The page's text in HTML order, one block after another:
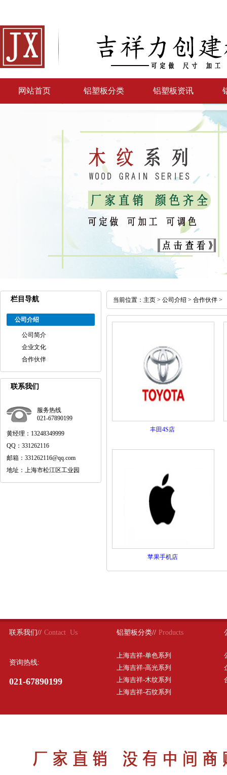
网站首页 铝塑板分类 铝塑板资讯
栏目导航
公司介绍
公司简介
企业文化
合作伙伴
联系我们
服务热线
021-67890199
黄经理：13248349999
QQ：331262116
邮箱：331262116@qq.com
地址：上海市松江区工业园
当前位置： 主页 > 公司介绍 > 合作伙伴 >
丰田4S店
苹果手机店
联系我们// Contact Us
资询热线:
021-67890199
铝塑板分类// Products
上海吉祥-单色系列
上海吉祥-高光系列
上海吉祥-木纹系列
上海吉祥-石纹系列